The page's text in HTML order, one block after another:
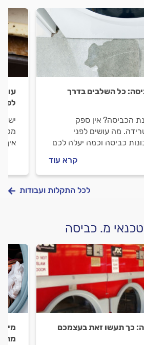
כל השלבים בדרך
הכביסה? אין ספק
מה עושים לפני
כביסה וכמה יעלה לכם
קרא עוד
יש
איך
לכל התקלות ועבודות
מ. כביסה
כך תעשו זאת בעצמכם